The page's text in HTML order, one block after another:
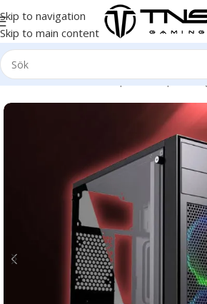
Skip to navigation
Skip to main content
Hem/Stationär dator/Speldator |